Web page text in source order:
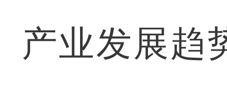
产业发展趋